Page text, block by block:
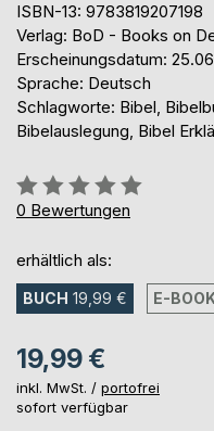
ISBN-13: 9783819207198
Verlag: BoD - Books on
Erscheinungsdatum:
Sprache: Deutsch
Schlagworte: Bibel,
Bibelauslegung, Bibel
Bewertung::
0%
0 Bewertungen
erhältlich als:
BUCH 19,99 € E-
19,99 €
inkl. MwSt. / portofrei
sofort verfügbar